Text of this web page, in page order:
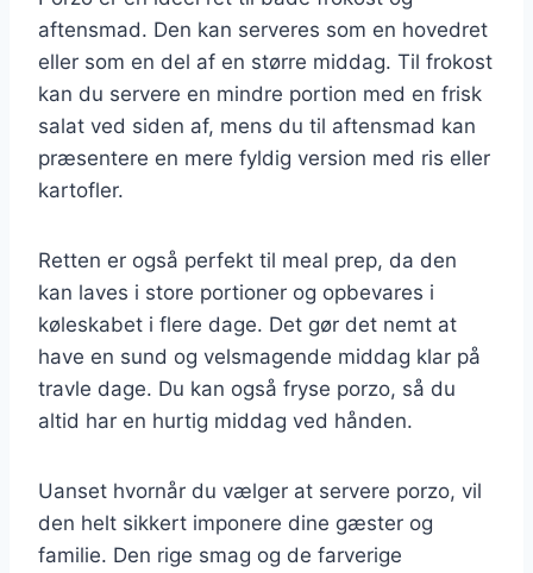
aftensmad. Den kan serveres som en hovedret
eller som en del af en større middag. Til frokost
kan du servere en mindre portion med en frisk
salat ved siden af, mens du til aftensmad kan
præsentere en mere fyldig version med ris eller
kartofler.
Retten er også perfekt til meal prep, da den
kan laves i store portioner og opbevares i
køleskabet i flere dage. Det gør det nemt at
have en sund og velsmagende middag klar på
travle dage. Du kan også fryse porzo, så du
altid har en hurtig middag ved hånden.
Uanset hvornår du vælger at servere porzo, vil
den helt sikkert imponere dine gæster og
familie. Den rige smag og de farverige